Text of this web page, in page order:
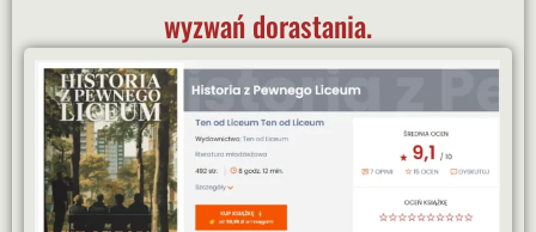
wyzwań dorastania.